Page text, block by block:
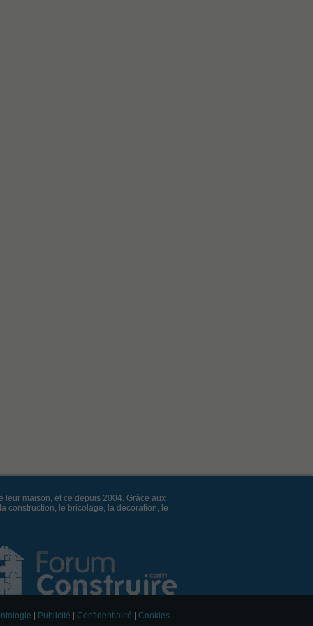
leur maison, et ce depuis 2004. Grâce aux
construction, le bricolage, la décoration, le
Publicité Confidentialité
Cookies